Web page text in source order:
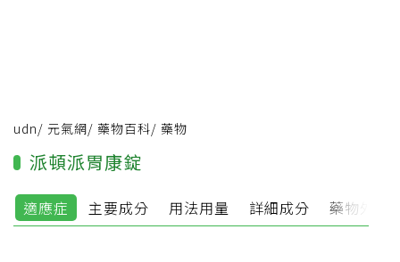
udn/ 元氣網/ 藥物百科/ 藥物
派頓派胃康錠
適應症 主要成分 用法用量 詳細成分 藥物外觀